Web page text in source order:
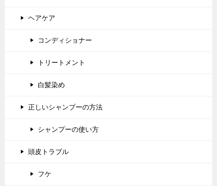
ヘアケア
コンディショナー
トリートメント
白髪染め
正しいシャンプーの方法
シャンプーの使い方
頭皮トラブル
フケ